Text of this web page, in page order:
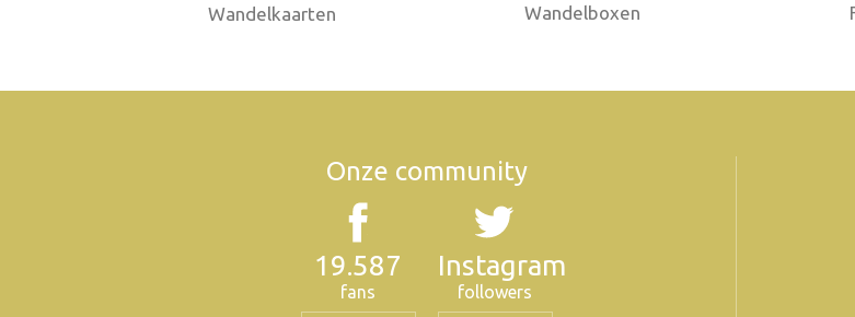
Wandelkaarten Wandelboxen
Onze community
19.587
fans
Instagram
followers